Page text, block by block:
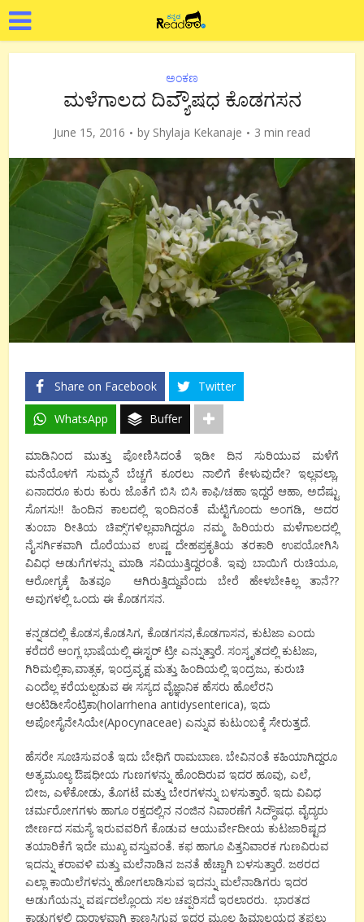
ಅಂಕಣ
ಮಳೆಗಾಲದ ದಿವ್ಯೌಷಧ ಕೊಡಗಸನ
June 15, 2016 by Shylaja Kekanaje 3 min read
Share on Facebook Twitter
WhatsApp Buffer
ಮಾಡಿನಿಂದ ಮುತ್ತು ಪೋಣಿಸಿದಂತೆ ಇಡೀ ದಿನ ಸುರಿಯುವ ಮಳೆಗೆ
ಮನೆಯೊಳಗೆ ಸುಮ್ಮನೆ ಬೆಚ್ಚಗೆ ಕೂರಲು ನಾಲಿಗೆ ಕೇಳುವುದೇ? ಇಲ್ಲವಲ್ಲಾ,
ಏನಾದರೂ ಕುರು ಕುರು ಜೊತೆಗೆ ಬಿಸಿ ಬಿಸಿ ಕಾಫಿ/ಚಹಾ ಇದ್ದರೆ ಆಹಾ, ಅದೆಷ್ಟು
ಸೊಗಸು!! ಹಿಂದಿನ ಕಾಲದಲ್ಲಿ ಇಂದಿನಂತೆ ಮೆಟ್ಟಿಗೊಂದು ಅಂಗಡಿ, ಅದರ
ತುಂಬಾ ರೀತಿಯ ಚಿಪ್ಸ್’ಗಳಿಲ್ಲವಾಗಿದ್ದರೂ ನಮ್ಮ ಹಿರಿಯರು ಮಳೆಗಾಲದಲ್ಲಿ
ನೈಸರ್ಗಿಕವಾಗಿ ದೊರೆಯುವ ಉಷ್ಣ ದೇಹಪ್ರಕೃತಿಯ ತರಕಾರಿ ಉಪಯೋಗಿಸಿ
ವಿವಿಧ ಅಡುಗೆಗಳನ್ನು ಮಾಡಿ ಸವಿಯುತ್ತಿದ್ದರಂತೆ. ಇವು ಬಾಯಿಗೆ ರುಚಿಯೂ,
ಆರೋಗ್ಯಕ್ಕೆ ಹಿತವೂ ಆಗಿರುತ್ತಿದ್ದುವೆ೦ದು ಬೇರೆ ಹೇಳಬೇಕಿಲ್ಲ ತಾನೆ??
ಅವುಗಳಲ್ಲಿ ಒಂದು ಈ ಕೊಡಗಸನ.
ಕನ್ನಡದಲ್ಲಿ ಕೊಡಸ,ಕೊಡಸಿಗ, ಕೊಡಗಸನ,ಕೊಡಗಾಸನ, ಕುಟಜಾ ಎಂದು
ಕರೆದರೆ ಆ೦ಗ್ಲ ಭಾಷೆಯಲ್ಲಿ ಈಸ್ಟರ್ ಟ್ರೀ ಎನ್ನುತ್ತಾರೆ. ಸ೦ಸ್ಕೃತದಲ್ಲಿ ಕುಟಜಾ,
ಗಿರಿಮಲ್ಲಿಕಾ,ವಾತ್ಸಕ, ಇ೦ದ್ರವೃಕ್ಷ ಮತ್ತು ಹಿ೦ದಿಯಲ್ಲಿ ಇ೦ದ್ರಜು, ಕುರುಚಿ
ಎಂದೆಲ್ಲ ಕರೆಯಲ್ಪಡುವ ಈ ಸಸ್ಯದ ವೈಜ್ಞಾನಿಕ ಹೆಸರು ಹೊಲೆರನಿ
ಆಂಟಿಡೀಸೆಂಟ್ರಿಕಾ(holarrhena antidysenterica), ಇದು
ಅಪೋಸೈನೇಸಿಯೇ(Apocynaceae) ಎನ್ನುವ ಕುಟುಂಬಕ್ಕೆ ಸೇರುತ್ತದೆ.
ಹೆಸರೇ ಸೂಚಿಸುವಂತೆ ಇದು ಬೇಧಿಗೆ ರಾಮಬಾಣ. ಬೇವಿನಂತೆ ಕಹಿಯಾಗಿದ್ದರೂ
ಅತ್ಯಮೂಲ್ಯ ಔಷಧೀಯ ಗುಣಗಳನ್ನು ಹೊಂದಿರುವ ಇದರ ಹೂವು, ಎಲೆ,
ಬೀಜ, ಎಳೆಕೋಡು, ತೊಗಟೆ ಮತ್ತು ಬೇರಗಳನ್ನು ಬಳಸುತ್ತಾರೆ. ಇದು ವಿವಿಧ
ಚರ್ಮರೋಗಗಳು ಹಾಗೂ ರಕ್ತದಲ್ಲಿನ ನಂಜಿನ ನಿವಾರಣೆಗೆ ಸಿದ್ಧೌಷಧ. ವೈದ್ಯರು
ಜೀರ್ಣದ ಸಮಸ್ಯೆ ಇರುವವರಿಗೆ ಕೊಡುವ ಆಯುರ್ವೇದೀಯ ಕುಟಜಾರಿಷ್ಟದ
ತಯಾರಿಕೆಗೆ ಇದೇ ಮುಖ್ಯ ವಸ್ತುವಂತೆ. ಕಫ ಹಾಗೂ ಪಿತ್ತನಿವಾರಕ ಗುಣವಿರುವ
ಇದನ್ನು ಕರಾವಳಿ ಮತ್ತು ಮಲೆನಾಡಿನ ಜನತೆ ಹೆಚ್ಚಾಗಿ ಬಳಸುತ್ತಾರೆ. ಜಠರದ
ಎಲ್ಲಾ ಕಾಯಿಲೆಗಳನ್ನು ಹೋಗಲಾಡಿಸುವ ಇದನ್ನು ಮಲೆನಾಡಿಗರು ಇದರ
ಅಡುಗೆಯನ್ನು ವರ್ಷದಲ್ಲೊಂದು ಸಲ ಚಪ್ಪರಿಸದೆ ಇರಲಾರರು. ಭಾರತದ
ಕಾಡುಗಳಲ್ಲಿ ಧಾರಾಳವಾಗಿ ಕಾಣಸಿಗುವ ಇದರ ಮೂಲ ಹಿಮಾಲಯದ ತಪ್ಪಲು